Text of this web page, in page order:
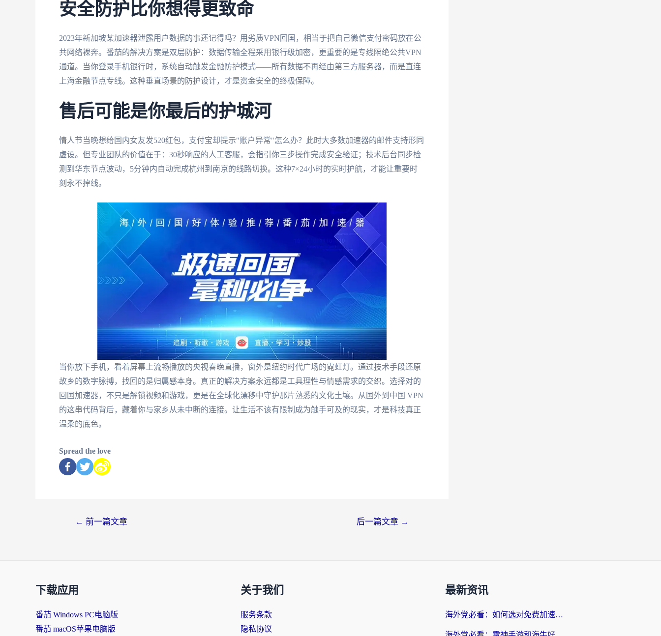
安全防护比你想得更致命
2023年新加坡某加速器泄露用户数据的事还记得吗？用劣质VPN回国，相当于把自己微信支付密码放在公
共网络裸奔。番茄的解决方案是双层防护：数据传输全程采用银行级加密，更重要的是专线隔绝公共VPN
通道。当你登录手机银行时，系统自动触发金融防护模式——所有数据不再经由第三方服务器，而是直连
上海金融节点专线。这种垂直场景的防护设计，才是资金安全的终极保障。
售后可能是你最后的护城河
情人节当晚想给国内女友发520红包，支付宝却提示"账户异常"怎么办？此时大多数加速器的邮件支持形同
虚设。但专业团队的价值在于：30秒响应的人工客服，会指引你三步操作完成安全验证；技术后台同步检
测到华东节点波动，5分钟内自动完成杭州到南京的线路切换。这种7×24小时的实时护航，才能让重要时
刻永不掉线。
当你放下手机，看着屏幕上流畅播放的央视春晚直播，窗外是纽约时代广场的霓虹灯。通过技术手段还原
故乡的数字脉搏，找回的是归属感本身。真正的解决方案永远都是工具理性与情感需求的交织。选择对的
回国加速器，不只是解锁视频和游戏，更是在全球化漂移中守护那片熟悉的文化土壤。从国外到中国 VPN
的这串代码背后，藏着你与家乡从未中断的连接。让生活不该有限制成为触手可及的现实，才是科技真正
温柔的底色。
Spread the love
← 前一篇文章 后一篇文章 →
下载应用
番茄 Windows PC电脑版
番茄 macOS苹果电脑版
关于我们
服务条款
隐私协议
最新资讯
海外党必看：如何选对免费加速器，无缝访问国内资源不踩坑？